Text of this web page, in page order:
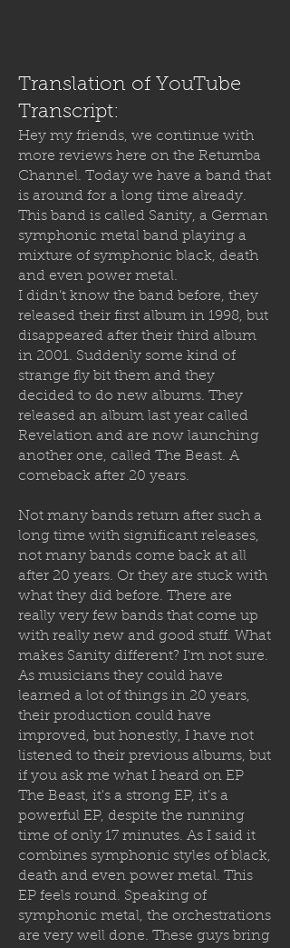
Translation of YouTube
Transcript:
Hey my friends, we continue with
more reviews here on the Retumba
Channel. Today we have a band that
is around for a long time already.
This band is called Sanity, a German
symphonic metal band playing a
mixture of symphonic black, death
and even power metal.
I didn’t know the band before, they
released their first album in 1998, but
disappeared after their third album
in 2001. Suddenly some kind of
strange fly bit them and they
decided to do new albums. They
released an album last year called
Revelation and are now launching
another one, called The Beast. A
comeback after 20 years.
Not many bands return after such a
long time with significant releases,
not many bands come back at all
after 20 years. Or they are stuck with
what they did before. There are
really very few bands that come up
with really new and good stuff. What
makes Sanity different? I'm not sure.
As musicians they could have
learned a lot of things in 20 years,
their production could have
improved, but honestly, I have not
listened to their previous albums, but
if you ask me what I heard on EP
The Beast, it's a strong EP, it's a
powerful EP, despite the running
time of only 17 minutes. As I said it
combines symphonic styles of black,
death and even power metal. This
EP feels round. Speaking of
symphonic metal, the orchestrations
are very well done. These guys bring